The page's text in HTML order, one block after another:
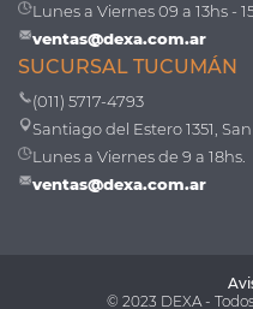
Lunes a Viernes 09 a 13hs -
ventas@dexa.com.ar
SUCURSAL TUCUMÁN
(011) 5717-4793
Santiago del Estero 1351,
Lunes a Viernes de 9 a 18hs.
ventas@dexa.com.ar
© 2023 DEXA -